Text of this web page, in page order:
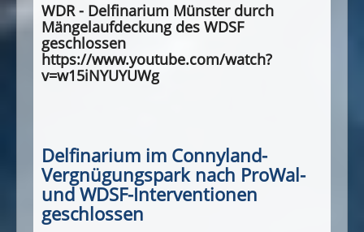
WDR - Delfinarium Münster durch
Mängelaufdeckung des WDSF
geschlossen
https://www.youtube.com/watch?
v=w15iNYUYUWg
Delfinarium im Connyland-
Vergnügungspark nach ProWal-
und WDSF-Interventionen
geschlossen